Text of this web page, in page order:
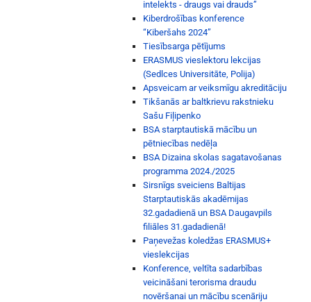
intelekts - draugs vai drauds”
Kiberdrošības konference
“Kiberšahs 2024”
Tiesībsarga pētījums
ERASMUS vieslektoru lekcijas
(Sedlces Universitāte, Polija)
Apsveicam ar veiksmīgu akreditāciju
Tikšanās ar baltkrievu rakstnieku
Sašu Fiļipenko
BSA starptautiskā mācību un
pētniecības nedēļa
BSA Dizaina skolas sagatavošanas
programma 2024./2025
Sirsnīgs sveiciens Baltijas
Starptautiskās akadēmijas
32.gadadienā un BSA Daugavpils
filiāles 31.gadadienā!
Paņevežas koledžas ERASMUS+
vieslekcijas
Konference, veltīta sadarbības
veicināšani terorisma draudu
novēršanai un mācību scenāriju